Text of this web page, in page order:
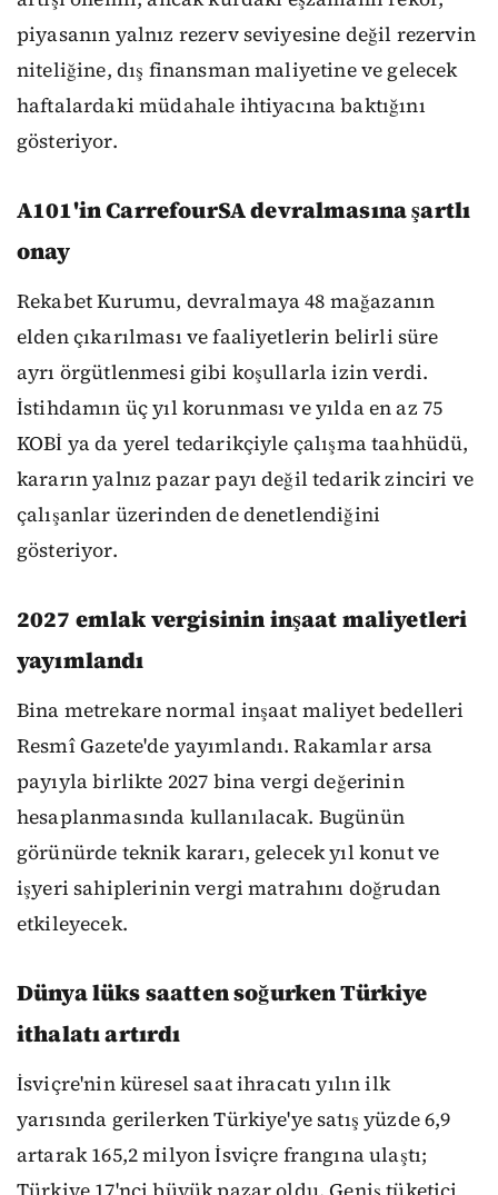
piyasanın yalnız rezerv seviyesine değil rezervin
niteliğine, dış finansman maliyetine ve gelecek
haftalardaki müdahale ihtiyacına baktığını
gösteriyor.
A101'in CarrefourSA devralmasına şartlı
onay
Rekabet Kurumu, devralmaya 48 mağazanın
elden çıkarılması ve faaliyetlerin belirli süre
ayrı örgütlenmesi gibi koşullarla izin verdi.
İstihdamın üç yıl korunması ve yılda en az 75
KOBİ ya da yerel tedarikçiyle çalışma taahhüdü,
kararın yalnız pazar payı değil tedarik zinciri ve
çalışanlar üzerinden de denetlendiğini
gösteriyor.
2027 emlak vergisinin inşaat maliyetleri
yayımlandı
Bina metrekare normal inşaat maliyet bedelleri
Resmî Gazete'de yayımlandı. Rakamlar arsa
payıyla birlikte 2027 bina vergi değerinin
hesaplanmasında kullanılacak. Bugünün
görünürde teknik kararı, gelecek yıl konut ve
işyeri sahiplerinin vergi matrahını doğrudan
etkileyecek.
Dünya lüks saatten soğurken Türkiye
ithalatı artırdı
İsviçre'nin küresel saat ihracatı yılın ilk
yarısında gerilerken Türkiye'ye satış yüzde 6,9
artarak 165,2 milyon İsviçre frangına ulaştı;